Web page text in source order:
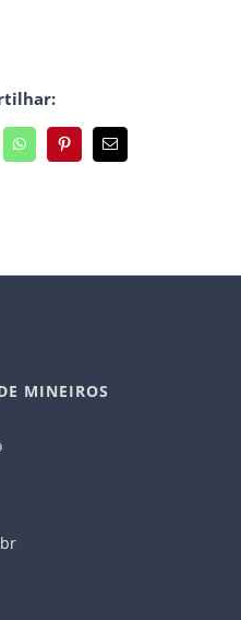
WhatsAppPinterest
E-
mail
MINEIROS